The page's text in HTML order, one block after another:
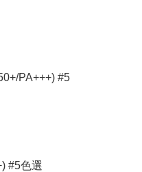
PA+++) #5
#5色選